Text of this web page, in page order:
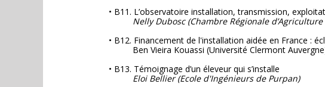
• B11. L’observatoire installation, transmission,
Nelly Dubosc (Chambre Régionale d’Agriculture
• B12. Financement de l'installation aidée en France :
Ben Vieira Kouassi (Université Clermont
• B13. Témoignage d’un éleveur qui s’installe
Eloi Bellier (Ecole d'Ingénieurs de Purpan)